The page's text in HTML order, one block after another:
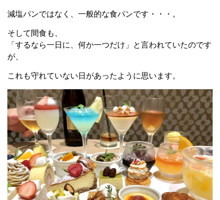
減塩パンではなく、一般的な食パンです・・・。
そして間食も、
「するなら一日に、何か一つだけ」と言われていたのです
が、
これも守れていない日があったように思います。